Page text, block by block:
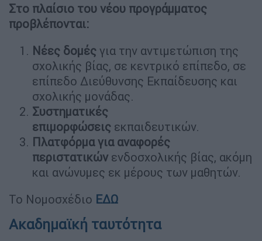
Στο πλαίσιο του νέου προγράμματος
προβλέπονται:
Νέες δομές για την αντιμετώπιση της
σχολικής βίας, σε κεντρικό επίπεδο, σε
επίπεδο Διεύθυνσης Εκπαίδευσης και
σχολικής μονάδας.
Συστηματικές
επιμορφώσεις εκπαιδευτικών.
Πλατφόρμα για αναφορές
περιστατικών ενδοσχολικής βίας, ακόμη
και ανώνυμες εκ μέρους των μαθητών.
Το Νομοσχέδιο ΕΔΩ
Ακαδημαϊκή ταυτότητα